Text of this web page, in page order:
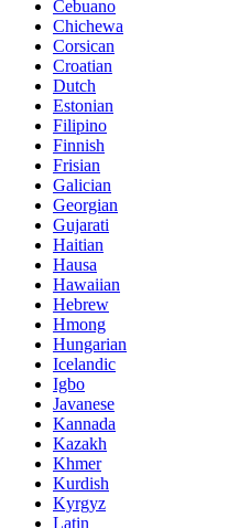
Cebuano
Chichewa
Corsican
Croatian
Dutch
Estonian
Filipino
Finnish
Frisian
Galician
Georgian
Gujarati
Haitian
Hausa
Hawaiian
Hebrew
Hmong
Hungarian
Icelandic
Igbo
Javanese
Kannada
Kazakh
Khmer
Kurdish
Kyrgyz
Latin